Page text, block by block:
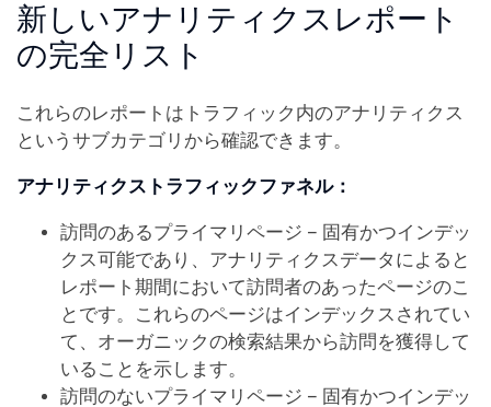
新しいアナリティクスレポート
の完全リスト
これらのレポートはトラフィック内のアナリティクス
というサブカテゴリから確認できます。
アナリティクストラフィックファネル：
訪問のあるプライマリページ – 固有かつインデッ
クス可能であり、アナリティクスデータによると
レポート期間において訪問者のあったページのこ
とです。これらのページはインデックスされてい
て、オーガニックの検索結果から訪問を獲得して
いることを示します。
訪問のないプライマリページ – 固有かつインデッ